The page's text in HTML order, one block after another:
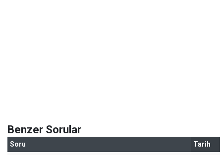
Benzer Sorular
Soru Tarih